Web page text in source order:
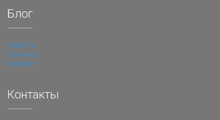
Блог
Новости
Полезное
Галерея
Контакты